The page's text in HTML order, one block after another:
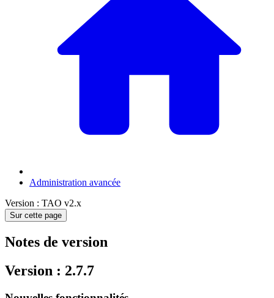
Administration avancée
Version : TAO v2.x
Sur cette page
Notes de version
Version : 2.7.7